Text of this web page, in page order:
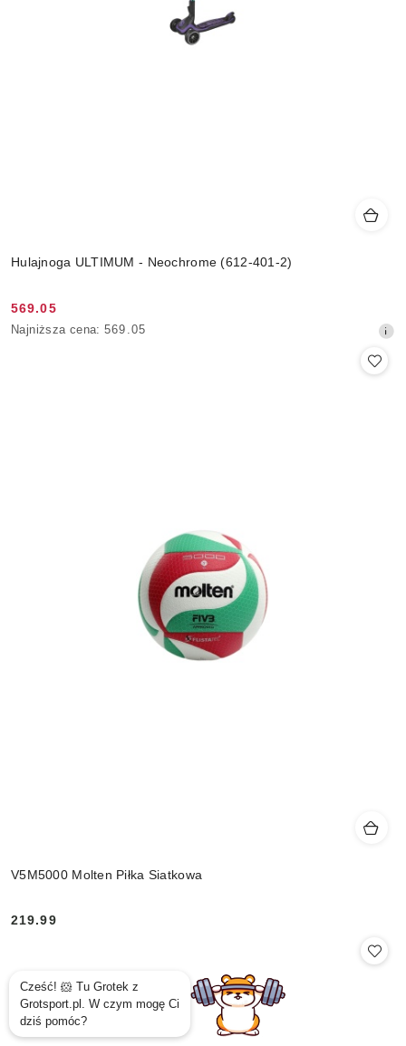
Hulajnoga ULTIMUM - Neochrome (612-401-2)
Cena
promocyjna:
569.05
Najniższa
Najniższa cena: 569.05
V5M5000 Molten Piłka Siatkowa
Cena:
219.99